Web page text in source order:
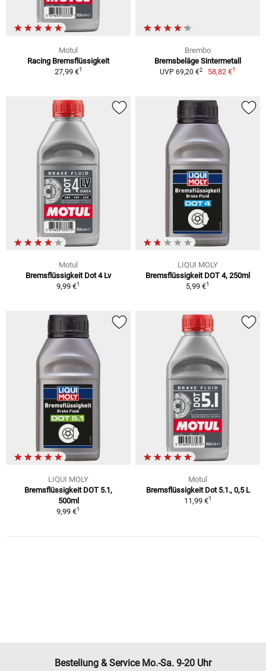
Motul
Racing Bremsflüssigkeit
27,99 €1
Brembo
Bremsbeläge Sintermetall
UVP 69,20 €2 58,82 €1
Motul
Bremsflüssigkeit Dot 4 Lv
9,99 €1
LIQUI MOLY
Bremsflüssigkeit DOT 4, 250ml
5,99 €1
LIQUI MOLY
Bremsflüssigkeit DOT 5.1,
500ml
9,99 €1
Motul
Bremsflüssigkeit Dot 5.1., 0,5 L
11,99 €1
Bestellung & Service Mo.-Sa. 9-20 Uhr